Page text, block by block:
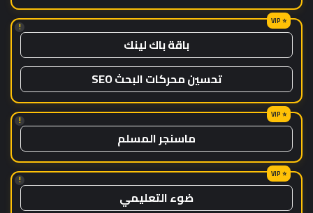
!
باقة باك لينك
تحسين محركات البحث SEO
!
ماسنجر المسلم
!
ضوء التعليمي